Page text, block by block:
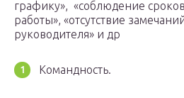
графику», «соблюдение
работы», «отсутствие
руководителя» и др
Командность.